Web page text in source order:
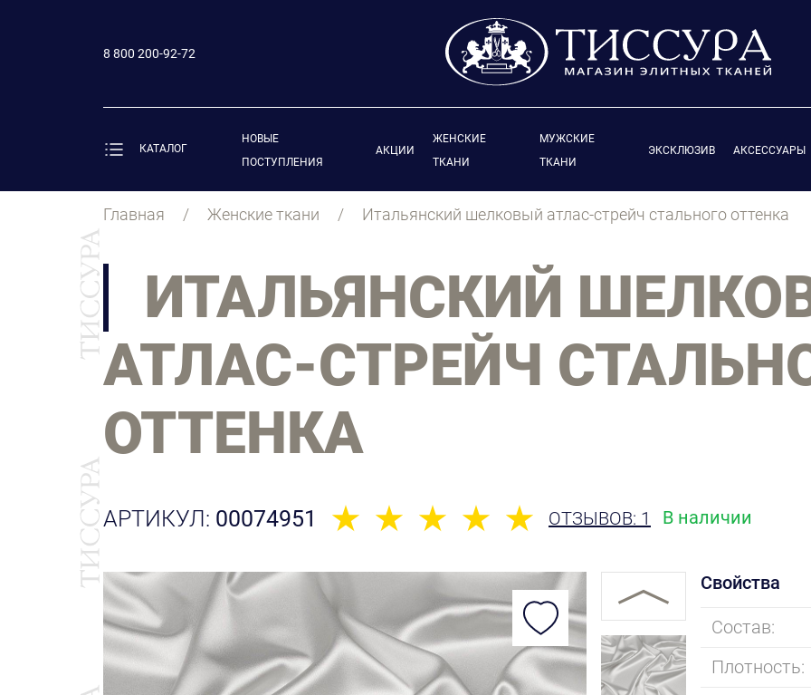
8 800 200-92-72
КАТАЛОГ
НОВЫЕ
ПОСТУПЛЕНИЯ
АКЦИИ
ЖЕНСКИЕ
ТКАНИ
МУЖСКИЕ
ТКАНИ
ЭКСКЛЮЗИВ АКСЕССУАРЫ
Главная Женские ткани Итальянский шелковый атлас-стрейч стального оттенка
ИТАЛЬЯНСКИЙ
АТЛАС-СТРЕЙЧ
ОТТЕНКА
АРТИКУЛ: 00074951 ОТЗЫВОВ: 1 В наличии
Свойства
Состав:
Плотность: